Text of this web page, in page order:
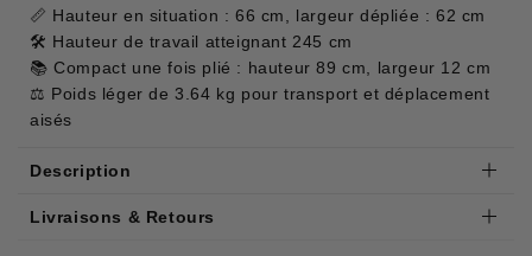
📏 Hauteur en situation : 66 cm, largeur dépliée : 62 cm
🛠 Hauteur de travail atteignant 245 cm
📚 Compact une fois plié : hauteur 89 cm, largeur 12 cm
⚖️ Poids léger de 3.64 kg pour transport et déplacement
aisés
Description
Livraisons & Retours